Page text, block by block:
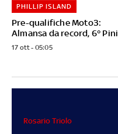
Pre-qualifiche Moto3:
Almansa da record, 6° Pini
PHILLIP ISLAND
17 ott - 05:05
Rosario Triolo